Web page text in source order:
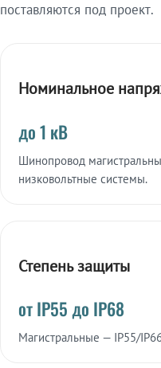
поставляются под проект.
Номинальное
до 1 кВ
Шинопровод
низковольтные системы.
Степень защиты
от IP55 до IP68
Магистральные — IP55/